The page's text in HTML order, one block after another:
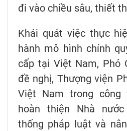
đi vào chiều sâu, thiết
Khái quát việc thực
hành mô hình chính
cấp tại Việt Nam, Phó
đề nghị, Thượng viện
Việt Nam trong công
hoàn thiện Nhà
thống pháp luật và